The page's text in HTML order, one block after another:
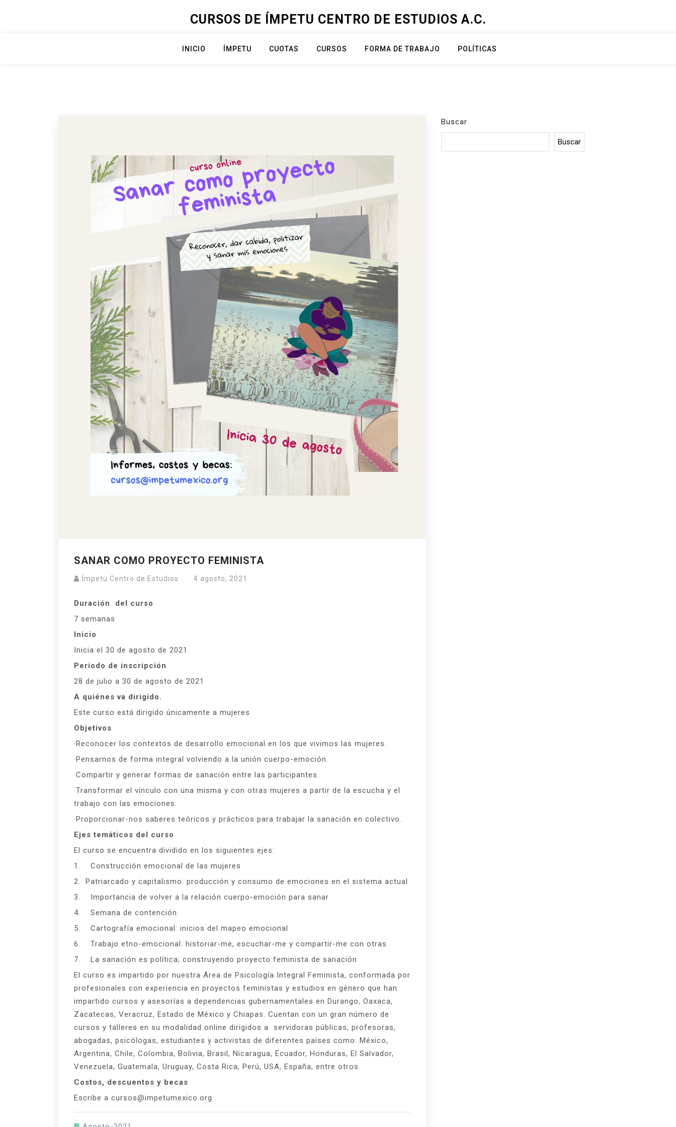
CURSOS DE ÍMPETU CENTRO DE ESTUDIOS A.C.
INICIO ÍMPETU CUOTAS CURSOS FORMA DE TRABAJO POLÍTICAS
SANAR COMO PROYECTO FEMINISTA
Ímpetu Centro de Estudios 4 agosto, 2021
Duración del curso
7 semanas
Inicio
Inicia el 30 de agosto de 2021
Periodo de inscripción
28 de julio a 30 de agosto de 2021
A quiénes va dirigido.
Este curso está dirigido únicamente a mujeres
Objetivos
·Reconocer los contextos de desarrollo emocional en los que vivimos las mujeres.
·Pensarnos de forma integral volviendo a la unión cuerpo-emoción.
·Compartir y generar formas de sanación entre las participantes.
·Transformar el vínculo con una misma y con otras mujeres a partir de la escucha y el
trabajo con las emociones.
·Proporcionar-nos saberes teóricos y prácticos para trabajar la sanación en colectivo.
Ejes temáticos del curso
El curso se encuentra dividido en los siguientes ejes:
1. Construcción emocional de las mujeres
2. Patriarcado y capitalismo: producción y consumo de emociones en el sistema actual
3. Importancia de volver a la relación cuerpo-emoción para sanar
4. Semana de contención
5. Cartografía emocional: inicios del mapeo emocional
6. Trabajo etno-emocional: historiar-me, escuchar-me y compartir-me con otras
7. La sanación es política; construyendo proyecto feminista de sanación
El curso es impartido por nuestra Área de Psicología Integral Feminista, conformada por
profesionales con experiencia en proyectos feministas y estudios en género que han
impartido cursos y asesorías a dependencias gubernamentales en Durango, Oaxaca,
Zacatecas, Veracruz, Estado de México y Chiapas. Cuentan con un gran número de
cursos y talleres en su modalidad online dirigidos a servidoras públicas, profesoras,
abogadas, psicólogas, estudiantes y activistas de diferentes países como: México,
Argentina, Chile, Colombia, Bolivia, Brasil, Nicaragua, Ecuador, Honduras, El Salvador,
Venezuela, Guatemala, Uruguay, Costa Rica, Perú, USA, España, entre otros.
Costos, descuentos y becas
Escribe a cursos@impetumexico.org
Buscar
Buscar